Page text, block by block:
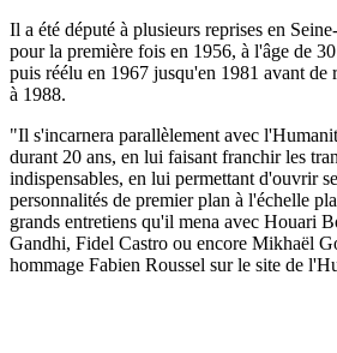
Il a été député à plusieurs reprises en
pour la première fois en 1956, à l'âge de
puis réélu en 1967 jusqu'en 1981 avant de
à 1988.
"Il s'incarnera parallèlement avec
durant 20 ans, en lui faisant franchir les
indispensables, en lui permettant d'ouvrir
personnalités de premier plan à l'échelle
grands entretiens qu'il mena avec Houari
Gandhi, Fidel Castro ou encore Mikhaël
hommage Fabien Roussel sur le site de